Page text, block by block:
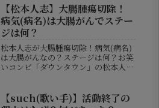
けています。◆ 突然の発表…ファンク
ラブで伝えた「大切なご報告」...
【松本人志】大腸腫瘍切除！
病気(病名)は大腸がんでステー
ジは何？
松本人志が大腸腫瘍切除！病気(病名)
は大腸がんなの？ステージは何？お笑
いコンビ「ダウンタウン」の松本人志
でいます。所属事務所による発表で
は、今春に体調の異変を感じて医療機
【such(歌い手)】活動終了の